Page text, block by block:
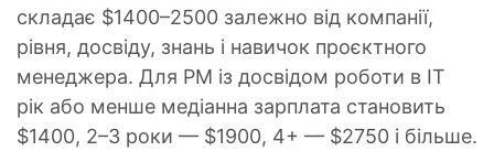
складає $1400–2500 залежно від компанії,
рівня, досвіду, знань і навичок проєктного
менеджера. Для РМ із досвідом роботи в ІТ
рік або менше медіанна зарплата становить
$1400, 2–3 роки — $1900, 4+ — $2750 і більше.